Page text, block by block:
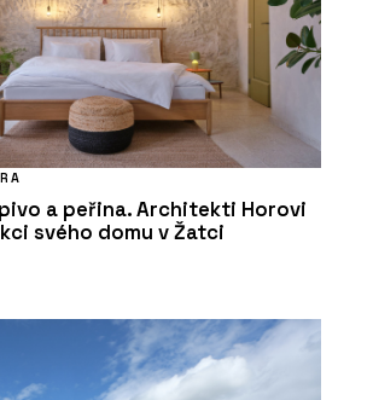
a peřina. Architekti Horovi
svého domu v Žatci